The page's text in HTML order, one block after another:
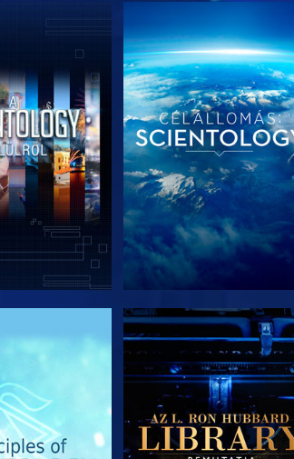
RÉSZEI A SOROZAT RÉSZEI